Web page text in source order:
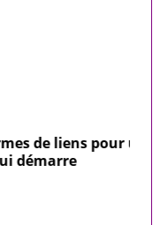
pour un site